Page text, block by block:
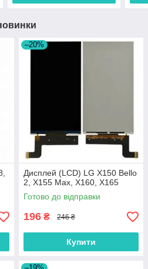
–20%
Дисплей (LCD) LG X150 Bello
2, X155 Max, X160, X165
Готово до відправки
196 ₴ 246 ₴
Купити